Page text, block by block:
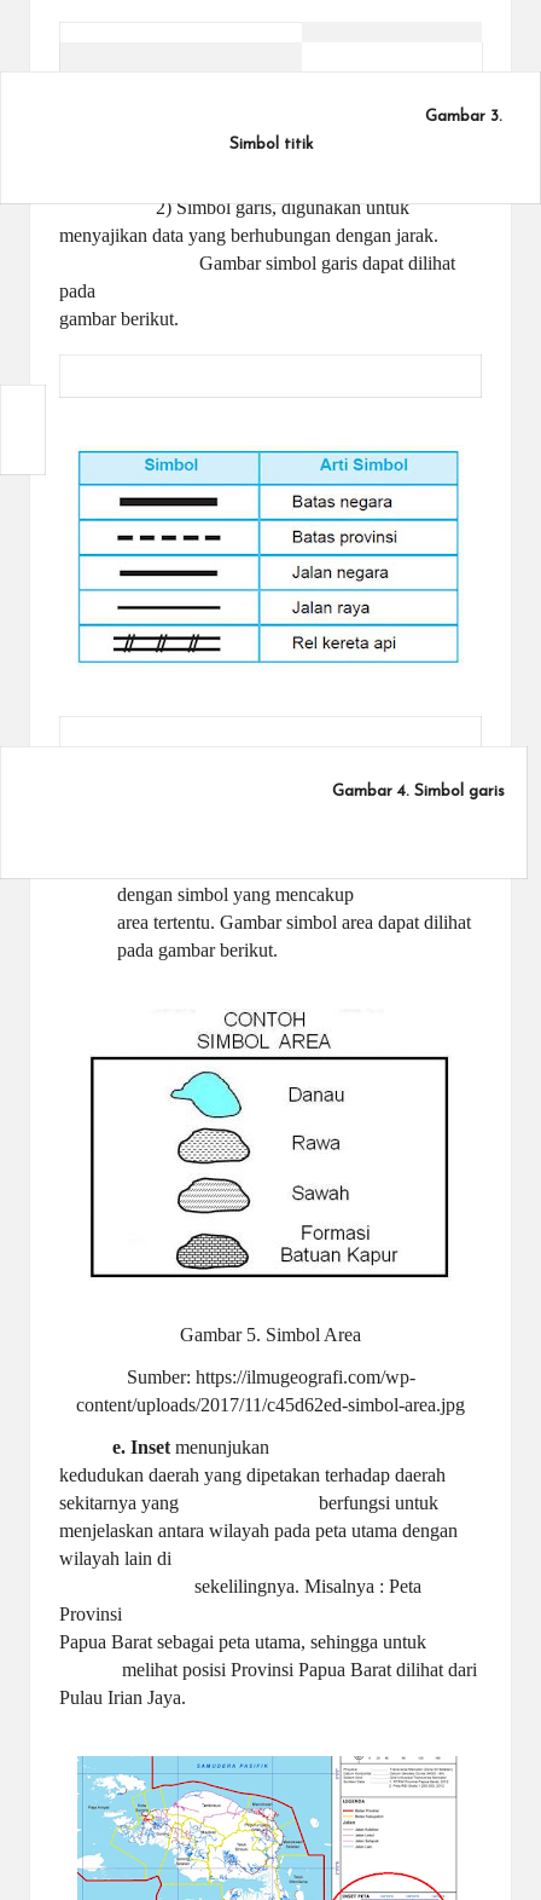
Gambar 3.
Simbol titik
https://brainly.co.id/tugas/15836353
2) Simbol garis, digunakan untuk
menyajikan data yang berhubungan dengan jarak.
Gambar simbol garis dapat dilihat
pada
gambar berikut.
Gambar 4. Simbol garis
https://brainly.co.id/tugas/3499990
dengan simbol yang mencakup
area tertentu. Gambar simbol area dapat dilihat
pada gambar berikut.
Gambar 5. Simbol Area
Sumber: https://ilmugeografi.com/wp-
content/uploads/2017/11/c45d62ed-simbol-area.jpg
e. Inset menunjukan
kedudukan daerah yang dipetakan terhadap daerah
sekitarnya yang
berfungsi untuk
menjelaskan antara wilayah pada peta utama dengan
wilayah lain di
sekelilingnya. Misalnya : Peta
Provinsi
Papua Barat sebagai peta utama, sehingga untuk
melihat posisi Provinsi Papua Barat dilihat dari
Pulau Irian Jaya.